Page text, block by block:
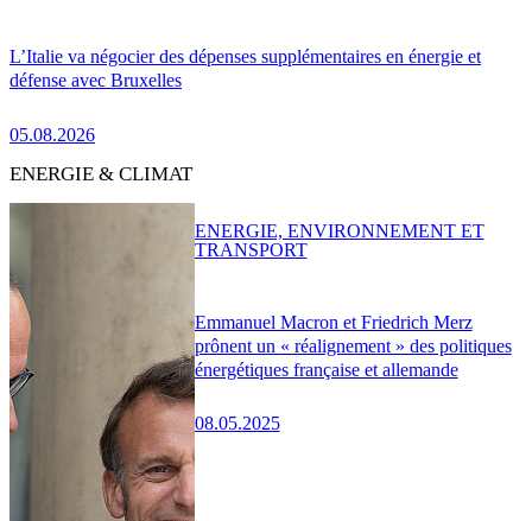
L’Italie va négocier des dépenses supplémentaires en énergie et
défense avec Bruxelles
05.08.2026
ENERGIE & CLIMAT
Emmanuel Macron et Friedrich Merz
prônent un « réalignement » des politiques
énergétiques française et allemande
08.05.2025
ENERGIE, ENVIRONNEMENT ET
TRANSPORT